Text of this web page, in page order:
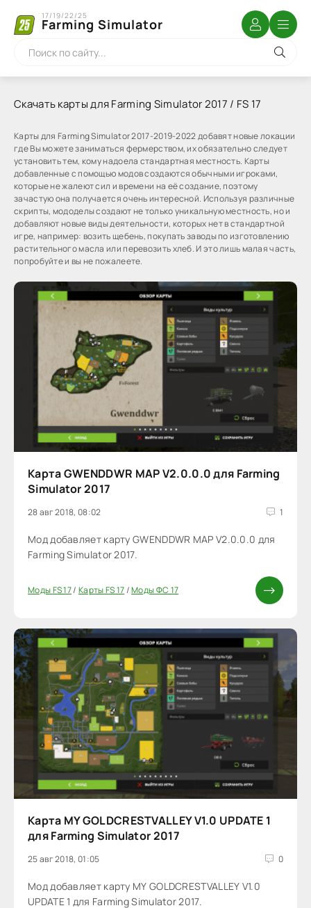
Farming Simulator
17/19/22/25
Скачать карты для Farming Simulator 2017 / FS 17
Карты для Farming Simulator 2017-2019-2022 добавят новые локации
где Вы можете заниматься фермерством, их обязательно следует
установить тем, кому надоела стандартная местность. Карты
добавленные с помощью модов создаются обычными игроками,
которые не жалеют сил и времени на её создание, поэтому
зачастую она получается очень интересной. Используя различные
скрипты, мододелы создают не только уникальную местность, но и
добавляют новые виды деятельности, которых нет в стандартной
игре, например: возить щебень, покупать заводы по изготовлению
растительного масла или перевозить хлеб. И это лишь малая часть,
попробуйте и вы не пожалеете.
Карта GWENDDWR MAP V2.0.0.0 для Farming
Simulator 2017
28 авг 2018, 08:02 1
Мод добавляет карту GWENDDWR MAP V2.0.0.0 для
Farming Simulator 2017.
Моды FS 17/ Карты FS 17/Моды ФС 17
Карта MY GOLDCRESTVALLEY V1.0 UPDATE 1
для Farming Simulator 2017
25 авг 2018, 01:05 0
Мод добавляет карту MY GOLDCRESTVALLEY V1.0
UPDATE 1 для Farming Simulator 2017.